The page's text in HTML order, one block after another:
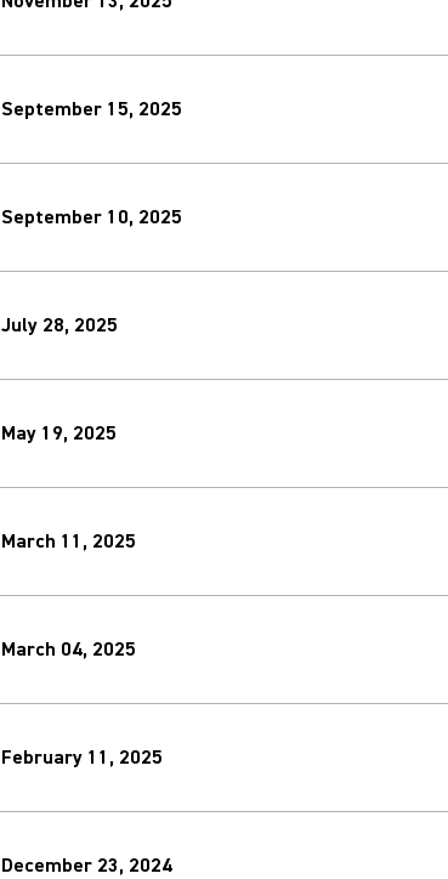
September 15, 2025
September 10, 2025
July 28, 2025
May 19, 2025
March 11, 2025
March 04, 2025
February 11, 2025
December 23, 2024